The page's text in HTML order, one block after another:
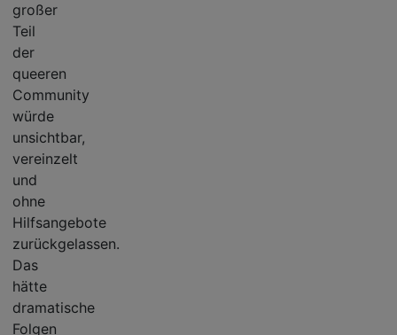
großer
Teil
der
queeren
Community
würde
unsichtbar,
vereinzelt
und
ohne
Hilfsangebote
zurückgelassen.
Das
hätte
dramatische
Folgen